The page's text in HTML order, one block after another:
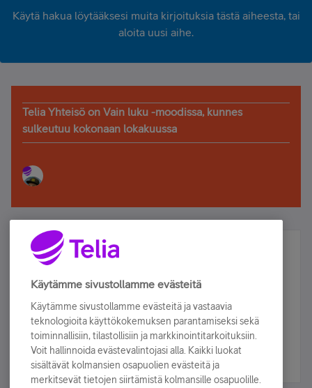
Käytä hakua löytääksesi muita kirjoituksia tästä aiheesta, tai
aloita uusi aihe.
Telia Yhteisö on Vain luku -moodissa, kunnes
sulkeutuu kokonaan lokakuussa
Älä jää paitsi – osallistu ja voita!
Tilaa Telian uutiskirje ja olet mukana arvonnassa.
sähköpostiisi.
Tilaa nyt
Käytämme sivustollamme evästeitä
Käytämme sivustollamme evästeitä ja vastaavia
teknologioita käyttökokemuksen parantamiseksi sekä
toiminnallisiin, tilastollisiin ja markkinointitarkoituksiin.
Voit hallinnoida evästevalintojasi alla. Kaikki luokat
sisältävät kolmansien osapuolien evästeitä ja
merkitsevät tietojen siirtämistä kolmansille osapuolille.